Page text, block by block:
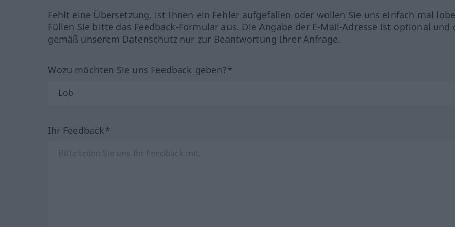
Fehlt eine Übersetzung, ist Ihnen ein Fehler aufgefallen oder wollen Sie uns einfach mal
Füllen Sie bitte das Feedback-Formular aus. Die Angabe der E-Mail-Adresse ist optional und
gemäß unserem Datenschutz nur zur Beantwortung Ihrer Anfrage.
Wozu möchten Sie uns Feedback geben?*
Ihr Feedback*